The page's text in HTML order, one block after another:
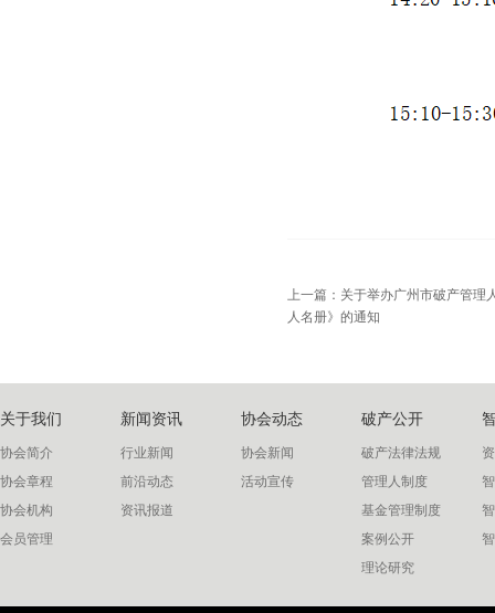
上一篇： 关于举办广州市破产管理
人名册》的通知
关于我们
协会简介
协会章程
协会机构
会员管理
新闻资讯
行业新闻
前沿动态
资讯报道
协会动态
协会新闻
活动宣传
破产公开
破产法律法规
管理人制度
基金管理制度
案例公开
理论研究